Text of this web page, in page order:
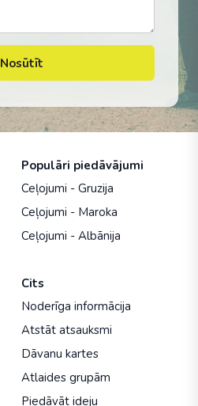
Nosūtīt
Populāri piedāvājumi
Ceļojumi - Gruzija
Ceļojumi - Maroka
Ceļojumi - Albānija
Cits
Noderīga informācija
Atstāt atsauksmi
Dāvanu kartes
Atlaides grupām
Piedāvāt ideju